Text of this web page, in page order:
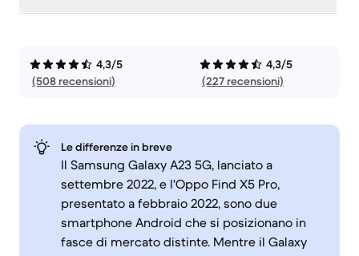
4,3/5
(508 recensioni)
4,3/5
(227 recensioni)
Le differenze in breve
Il Samsung Galaxy A23 5G, lanciato a
settembre 2022, e l'Oppo Find X5 Pro,
presentato a febbraio 2022, sono due
smartphone Android che si posizionano in
fasce di mercato distinte. Mentre il Galaxy